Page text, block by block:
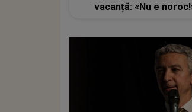
vacanță: «Nu e